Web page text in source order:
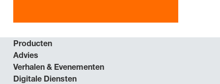
Producten
Advies
Verhalen & Evenementen
Digitale Diensten